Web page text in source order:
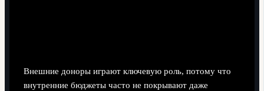
Внешние доноры играют ключевую роль, потому что
внутренние бюджеты часто не покрывают даже